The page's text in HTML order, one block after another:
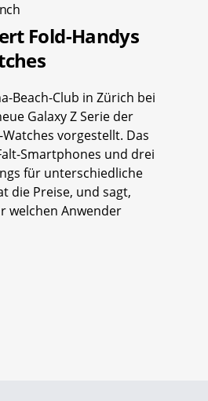
Fold-Handys
Beach-Club in Zürich bei
Galaxy Z Serie der
vorgestellt. Das
Smartphones und drei
für unterschiedliche
die Preise, und sagt,
welchen Anwender